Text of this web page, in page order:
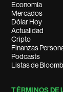
Economía
Mercados
Dólar Hoy
Actualidad
Cripto
Finanzas
Podcasts
Listas de
TÉRMINOS DE